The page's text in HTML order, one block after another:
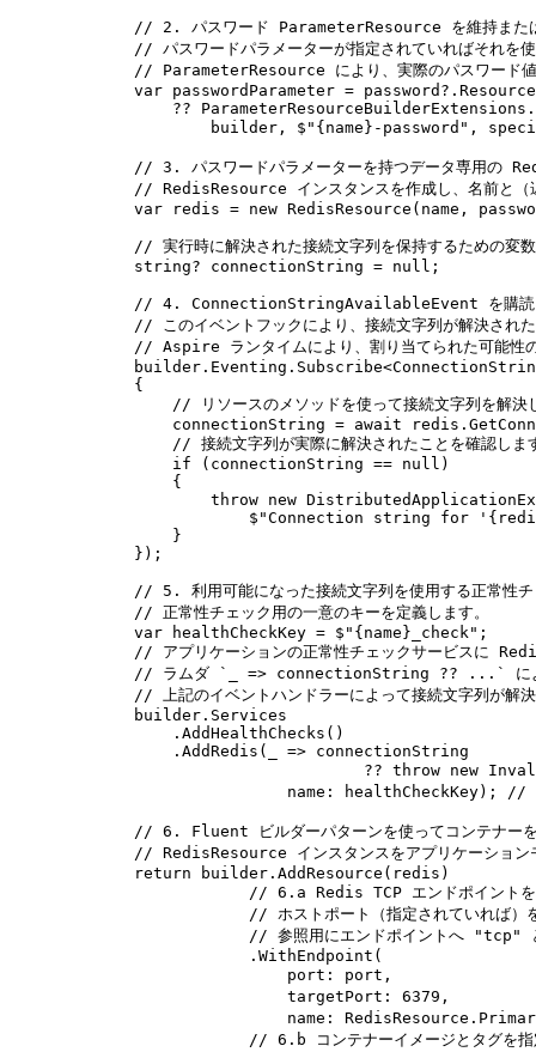
// 2. パスワード ParameterResource を維持または
// パスワードパラメーターが指定されていればそれを
// ParameterResource により、実際のパスワード値
var passwordParameter = password ? . Resource
??
ParameterResourceBuilderExtensions .
builder , $" {name} -password " ,
// 3. パスワードパラメーターを持つデータ専用の
// RedisResource インスタンスを作成し、名前と（
var redis = new RedisResource ( name ,
// 実行時に解決された接続文字列を保持するための変
string? connectionString = null ;
// 4. ConnectionStringAvailableEvent を購読して
// このイベントフックにより、接続文字列が解決され
// Aspire ランタイムにより、割り当てられた可能性
builder . Eventing . Subscribe<
{
// リソースのメソッドを使って接続文字列を解決
connectionString = await redis .
// 接続文字列が実際に解決されたことを確認しま
if
( connectionString == null )
{
throw new
$"Connection string for ' {
}
});
// 5. 利用可能になった接続文字列を使用する正常性チ
// 正常性チェック用の一意のキーを定義します。
var healthCheckKey = $" {name} _check " ;
// アプリケーションの正常性チェックサービスに
// ラムダ `_ => connectionString ?? ...` により
// 上記のイベントハンドラーによって接続文字列が解
builder . Services
. AddHealthChecks ()
. AddRedis ( => connectionString
?? throw new
name : healthCheckKey); //
// 6. Fluent ビルダーパターンを使ってコンテナーを
// RedisResource インスタンスをアプリケーション
return
builder . AddResource ( redis )
// 6.a Redis TCP エンドポイントを
// ホストポート（指定されていれば）
// 参照用にエンドポイントへ "tcp"
. WithEndpoint (
port : port ,
targetPort : 6379 ,
name : RedisResource .
// 6.b コンテナーイメージとタグを指